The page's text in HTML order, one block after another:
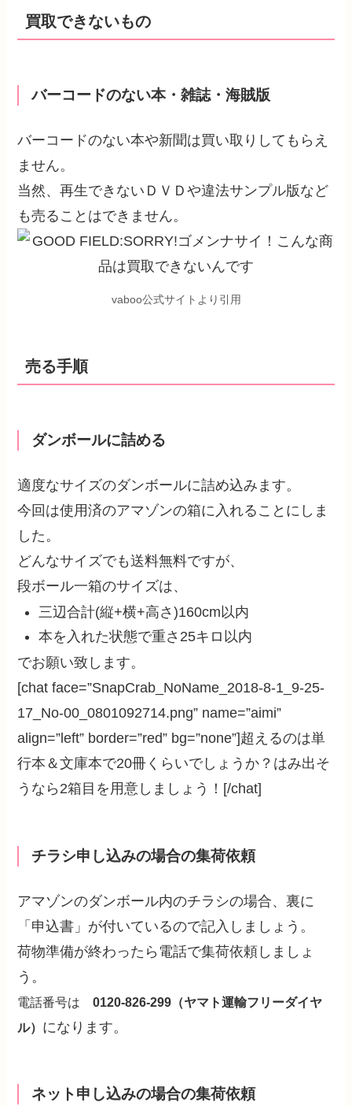
買取できないもの
バーコードのない本・雑誌・海賊版
バーコードのない本や新聞は買い取りしてもらえ
ません。
当然、再生できないＤＶＤや違法サンプル版など
も売ることはできません。
vaboo公式サイトより引用
売る手順
ダンボールに詰める
適度なサイズのダンボールに詰め込みます。
今回は使用済のアマゾンの箱に入れることにしま
した。
どんなサイズでも送料無料ですが、
段ボール一箱のサイズは、
三辺合計(縦+横+高さ)160cm以内
本を入れた状態で重さ25キロ以内
でお願い致します。
[chat face=”SnapCrab_NoName_2018-8-1_9-25-
17_No-00_0801092714.png” name=”aimi”
align=”left” border=”red” bg=”none”]超えるのは単
行本＆文庫本で20冊くらいでしょうか？はみ出そ
うなら2箱目を用意しましょう！[/chat]
チラシ申し込みの場合の集荷依頼
アマゾンのダンボール内のチラシの場合、裏に
「申込書」が付いているので記入しましょう。
荷物準備が終わったら電話で集荷依頼しましょ
う。
電話番号は 0120-826-299（ヤマト運輸フリーダイヤ
ル） になります。
ネット申し込みの場合の集荷依頼